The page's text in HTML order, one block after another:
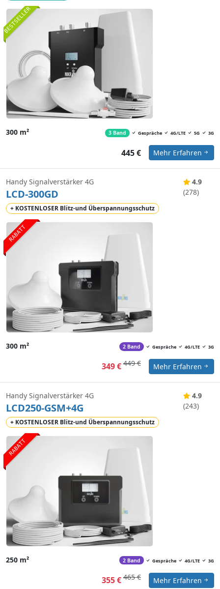
BESTSELLER
300 m² 3 Band Gespräche 4G/LTE 5G 3G
445 € Mehr Erfahren
RABATT
Handy Signalverstärker 4G
LCD-300GD
+ KOSTENLOSER Blitz-und Überspannungsschutz
4.9
(278)
300 m² 2 Band Gespräche 4G/LTE 3G
349 € 449 € Mehr Erfahren
RABATT
Handy Signalverstärker 4G
LCD250-GSM+4G
+ KOSTENLOSER Blitz-und Überspannungsschutz
4.9
(243)
250 m² 2 Band Gespräche 4G/LTE 3G
355 € 465 € Mehr Erfahren